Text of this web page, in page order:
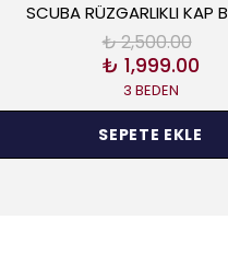
SCUBA RÜZGARLIKLI KAP
₺ 2,500.00
₺ 1,999.00
3 BEDEN
SEPETE EKLE